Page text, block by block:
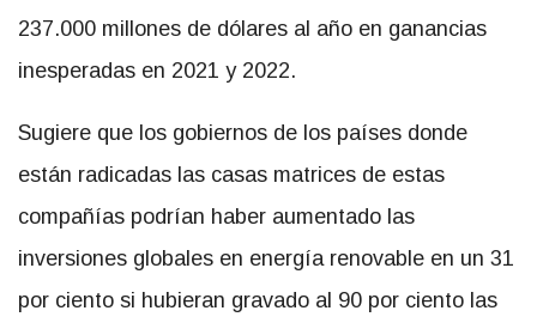
237.000 millones de dólares al año en ganancias
inesperadas en 2021 y 2022.
Sugiere que los gobiernos de los países donde
están radicadas las casas matrices de estas
compañías podrían haber aumentado las
inversiones globales en energía renovable en un 31
por ciento si hubieran gravado al 90 por ciento las